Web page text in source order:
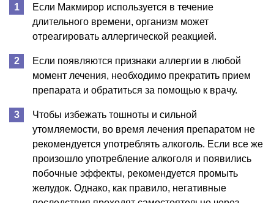
Если Макмирор используется в течение
длительного времени, организм может
отреагировать аллергической реакцией.
Если появляются признаки аллергии в любой
момент лечения, необходимо прекратить прием
препарата и обратиться за помощью к врачу.
Чтобы избежать тошноты и сильной
утомляемости, во время лечения препаратом не
рекомендуется употреблять алкоголь. Если все же
произошло употребление алкоголя и появились
побочные эффекты, рекомендуется промыть
желудок. Однако, как правило, негативные